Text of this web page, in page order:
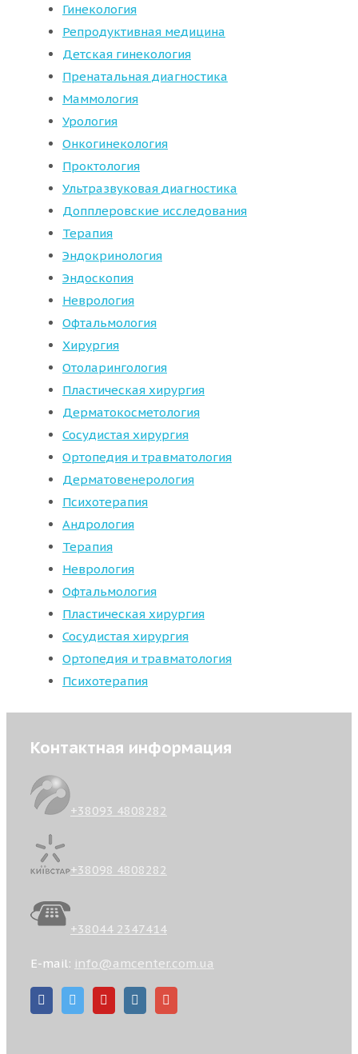
Гинекология
Репродуктивная медицина
Детская гинекология
Пренатальная диагностика
Маммология
Урология
Онкогинекология
Проктология
Ультразвуковая диагностика
Допплеровские исследования
Терапия
Эндокринология
Эндоскопия
Неврология
Офтальмология
Хирургия
Отоларингология
Пластическая хирургия
Дерматокосметология
Сосудистая хирургия
Ортопедия и травматология
Дерматовенерология
Психотерапия
Андрология
Терапия
Неврология
Офтальмология
Пластическая хирургия
Сосудистая хирургия
Ортопедия и травматология
Психотерапия
Контактная информация
+38093 4808282
+38098 4808282
+38044 2347414
E-mail: info@amcenter.com.ua